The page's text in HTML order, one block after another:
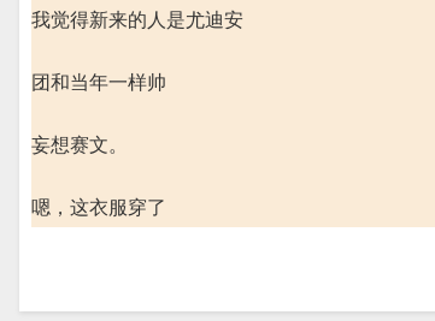
我觉得新来的人是尤迪安
团和当年一样帅
妄想赛文。
嗯，这衣服穿了